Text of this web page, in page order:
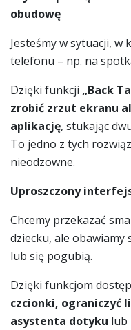
obudowę
Jesteśmy w sytuacji,
telefonu – np. na
Dzięki funkcji „Back
zrobić zrzut ekranu
aplikację, stukając
To jedno z tych
nieodzowne.
Uproszczony
Chcemy przekazać
dziecku, ale obawiamy
lub się pogubią.
Dzięki funkcjom
czcionki, ograniczyć
asystenta dotyku lub